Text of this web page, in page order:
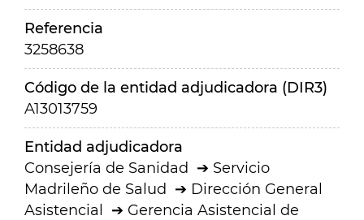
Referencia
3258638
Código de la entidad adjudicadora (DIR3)
A13013759
Entidad adjudicadora
Consejería de Sanidad
Servicio
Madrileño de Salud
Dirección General
Asistencial
Gerencia Asistencial de